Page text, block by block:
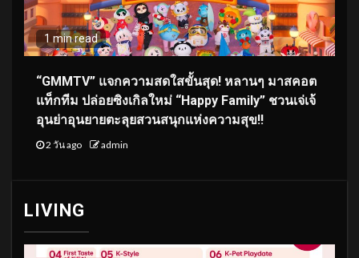
1 min read
“GMMTV” แจกความสดใสขั้นสุด! หลานๆ มาสคอต
แท็กทีม ปล่อยซิงเกิลใหม่ “Happy Family” ชวนเจ่เจ้
อุนย่าอุนยายตะลุยสวนสนุกแห่งความสุข!!
2 วัน ago admin
LIVING